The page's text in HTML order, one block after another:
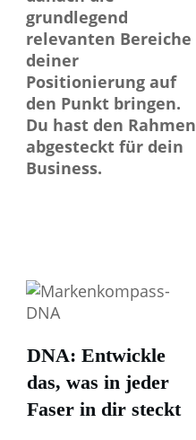
grundlegend
relevanten Bereiche
deiner
Positionierung auf
den Punkt bringen.
Du hast den Rahmen
abgesteckt für dein
Business.
DNA: Entwickle
das, was in jeder
Faser in dir steckt